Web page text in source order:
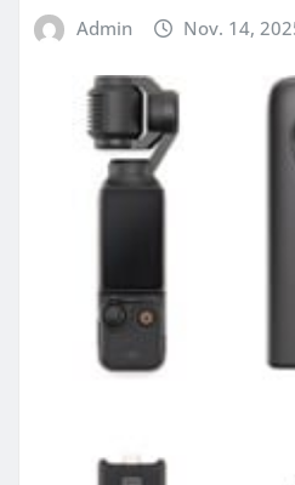
Admin Nov. 14,